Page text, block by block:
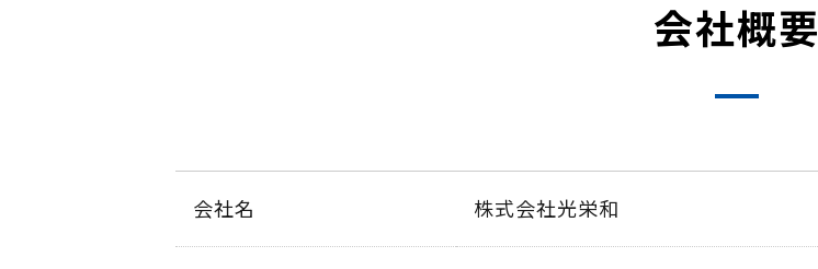
会社概要
会社名 株式会社光栄和